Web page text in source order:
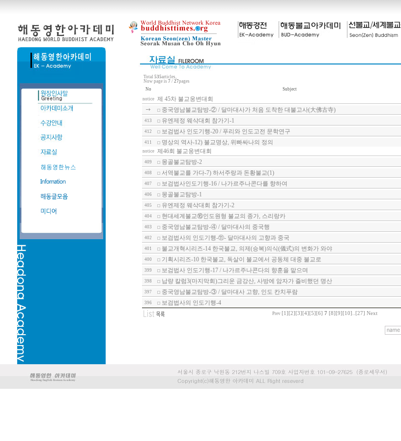
Total 535articles,
Now page is 7 / 27pages
No
Subject
notice
제 45차 불교웅변대회
중국영남불교탐방-② / 달마대사가 처음 도착한 대불고사(大佛古寺)
413 유엔제정 웨삭대회 참가기-1
412 보검법사 인도기행-20 / 푸리와 인도고전 문학연구
411 명상의 역사-12) 불교명상, 위빠싸나의 정의
notice
제46회 불교웅변대회
409 몽골불교탐방-2
408 서역불교를 가다-7) 하서주랑과 돈황불교(1)
407 보검법사인도기행-16 / 나가르주나콘다를 향하여
406 몽골불교탐방-1
405 유엔제정 웨삭대회 참가기-2
404 현대세계불교⑯인도원형 불교의 종가, 스리랑카
403 중국영남불교탐방-④ / 달마대사의 중국행
402 보검법사의 인도기행-⑪- 달마대사의 고향과 중국
401 불교개혁시리즈-14 한국불교, 의제(승복)의식(儀式)의 변화가 와야
400 기획시리즈-10 한국불교, 독살이 불교에서 공동체 대중 불교로
399 보검법사 인도기행-17 / 나가르주나콘다의 향훈을 맡으며
398 납량 칼럼3(마지막회)그리운 금강산, 사방에 암자가 즐비했던 명산
397 중국영남불교탐방-③ / 달마대사 고향, 인도 칸치푸람
396 보검법사의 인도기행-4
Prev [1] [2] [3] [4] [5] [6] 7 [8] [9] [10] [27] Next